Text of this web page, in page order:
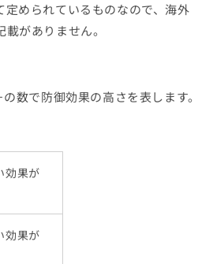
定められているものなので、海外
がありません。
数で防御効果の高さを表します。
効果が
効果が